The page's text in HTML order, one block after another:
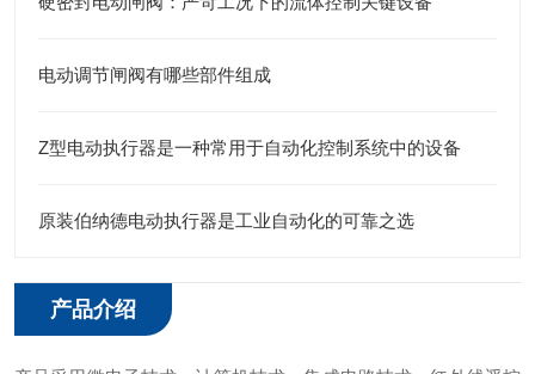
电动调节闸阀有哪些部件组成
Z型电动执行器是一种常用于自动化控制系统中的设备
原装伯纳德电动执行器是工业自动化的可靠之选
产品介绍